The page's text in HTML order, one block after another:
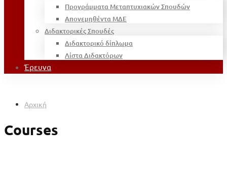
Προγράμματα Μεταπτυχιακών Σπουδών
Απονεμηθέντα ΜΔΕ
Διδακτορικές Σπουδές
Διδακτορικό δίπλωμα
Λίστα Διδακτόρων
Έρευνα
Αρχική
Courses